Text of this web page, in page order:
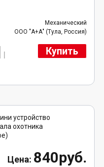
Механический
ООО "А+А" (Тула, Россия)
Купить
840руб.